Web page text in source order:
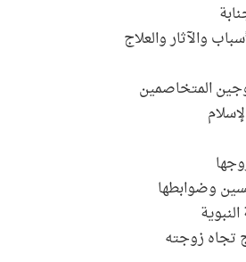
والآثار والعلاج
المتخاصمين
وضوابطها